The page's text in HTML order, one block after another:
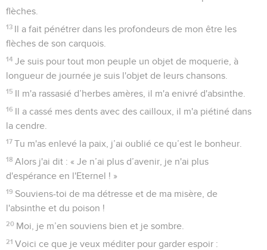
flèches.
13
Il a fait pénétrer dans les profondeurs de mon être les
flèches de son carquois.
14 Je suis pour tout mon peuple un objet de moquerie, à
longueur de journée je suis l'objet de leurs chansons.
15 Il m'a rassasié d’herbes amères, il m'a enivré d'absinthe.
16
Il a cassé mes dents avec des cailloux, il m'a piétiné dans
la cendre.
17 Tu m'as enlevé la paix, j’ai oublié ce qu’est le bonheur.
18 Alors j'ai dit : « Je n’ai plus d’avenir, je n'ai plus
d'espérance en l'Eternel ! »
19 Souviens-toi de ma détresse et de ma misère, de
l'absinthe et du poison !
20 Moi, je m’en souviens bien et je sombre.
21 Voici ce que je veux méditer pour garder espoir :